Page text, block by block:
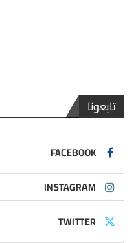
تابعونا
FACEBOOK
INSTAGRAM
TWITTER